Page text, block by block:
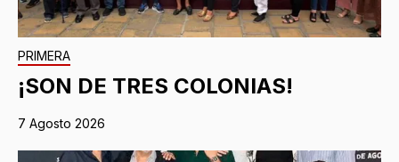
PRIMERA
¡SON DE TRES COLONIAS!
7 Agosto 2026